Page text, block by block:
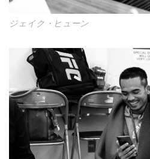
ジェイク・ヒューン